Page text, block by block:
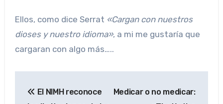
Ellos, como dice Serrat «Cargan con nuestros
dioses y nuestro idioma», a mi me gustaría que
cargaran con algo más…..
El NIMH reconoce
Medicar o no medicar: